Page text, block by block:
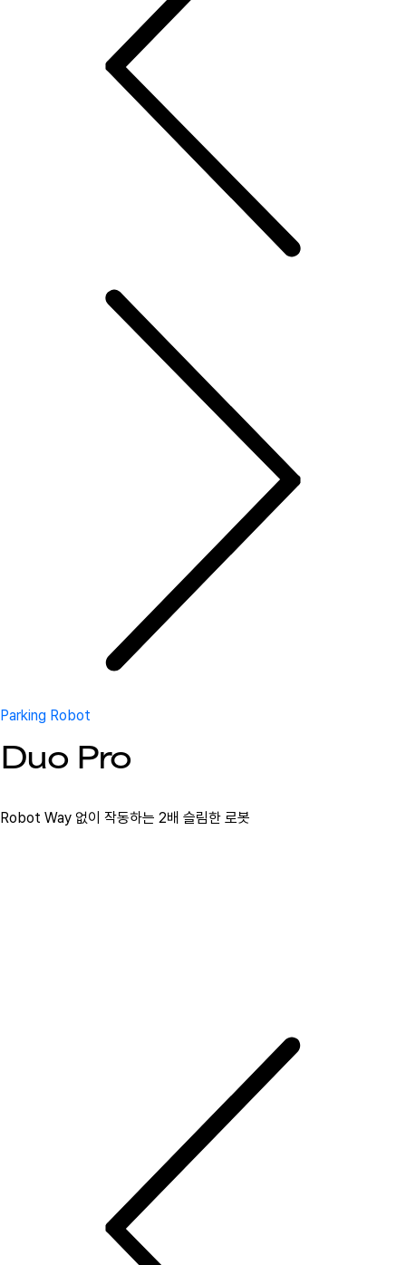
Parking Robot
Duo Pro
Robot Way 없이 작동하는 2배 슬림한 로봇